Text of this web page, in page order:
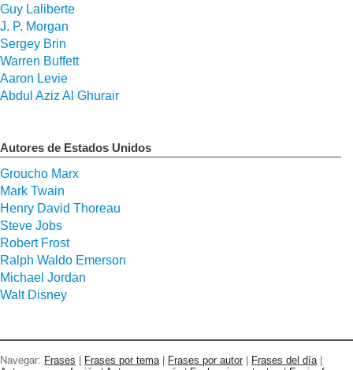
Guy Laliberte
J. P. Morgan
Sergey Brin
Warren Buffett
Aaron Levie
Abdul Aziz Al Ghurair
Autores de Estados Unidos
Groucho Marx
Mark Twain
Henry David Thoreau
Steve Jobs
Robert Frost
Ralph Waldo Emerson
Michael Jordan
Walt Disney
Navegar: Frases Frases por tema| Frases por autor Frases del día|